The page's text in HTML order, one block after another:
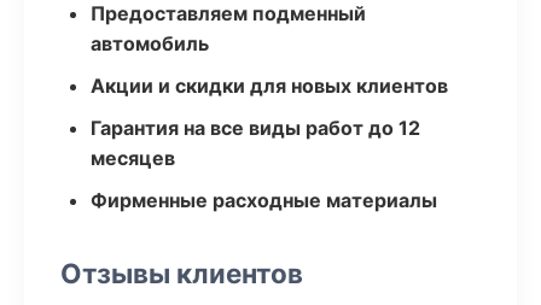
Предоставляем подменный
автомобиль
Акции и скидки для новых клиентов
Гарантия на все виды работ до 12
месяцев
Фирменные расходные материалы
Отзывы клиентов